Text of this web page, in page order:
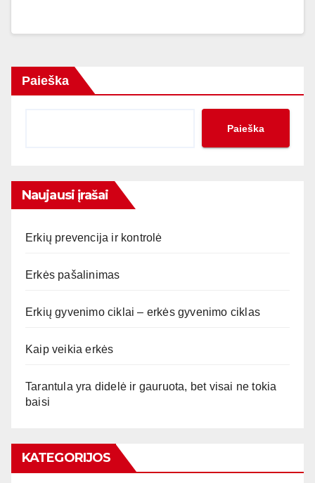
Paieška
Paieška
Naujausi įrašai
Erkių prevencija ir kontrolė
Erkės pašalinimas
Erkių gyvenimo ciklai – erkės gyvenimo ciklas
Kaip veikia erkės
Tarantula yra didelė ir gauruota, bet visai ne tokia
baisi
KATEGORIJOS